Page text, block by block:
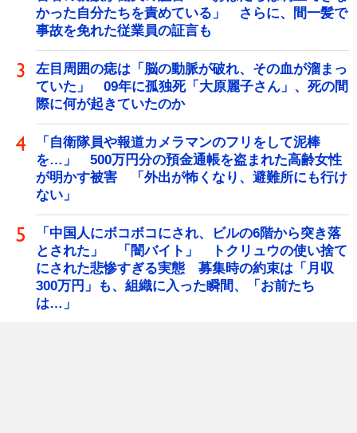
かった自分たちを責めている」 さらに、間一髪で
事故を免れた従業員の証言も
左目周囲の痣は「脳の動脈が破れ、その血が溜まっ
ていた」 09年に孤独死「大原麗子さん」、死の間
際に何が起きていたのか
「自衛隊員や報道カメラマンのフリをして泥棒
を…」 500万円分の預金通帳を盗まれた高齢女性
が明かす被害 「外出が怖くなり、避難所にも行け
ない」
「中国人にボコボコにされ、ビルの6階から突き落
とされた」 「闇バイト」 トクリュウの使い捨て
にされた悲惨すぎる実態 募集時の約束は「月収
300万円」も、組織に入った瞬間、「お前たち
は…」